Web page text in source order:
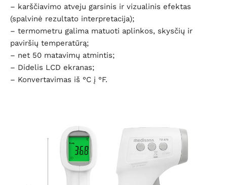
– karščiavimo atveju garsinis ir vizualinis efektas
(spalvinė rezultato interpretacija);
– termometru galima matuoti aplinkos, skysčių ir
paviršių temperatūrą;
– net 50 matavimų atmintis;
– Didelis LCD ekranas;
– Konvertavimas iš °C į °F.